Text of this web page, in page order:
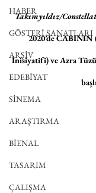
HABER
GÖSTERİ SANATLARI
ARŞİV
EDEBİYAT
SİNEMA
ARAŞTIRMA
BİENAL
TASARIM
ÇALIŞMA
Takımyıldız/
2020’de CABININ
İnisiyatifi) ve Azra